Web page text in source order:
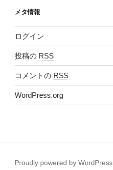
メタ情報
ログイン
投稿の RSS
コメントの RSS
WordPress.org
Proudly powered by WordPress